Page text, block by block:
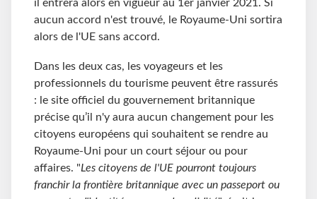
il entrera alors en vigueur au 1er janvier 2021. Si
aucun accord n'est trouvé, le Royaume-Uni sortira
alors de l'UE sans accord.
Dans les deux cas, les voyageurs et les
professionnels du tourisme peuvent être rassurés
: le site officiel du gouvernement britannique
précise qu’il n'y aura aucun changement pour les
citoyens européens qui souhaitent se rendre au
Royaume-Uni pour un court séjour ou pour
affaires. "Les citoyens de l'UE pourront toujours
franchir la frontière britannique avec un passeport ou